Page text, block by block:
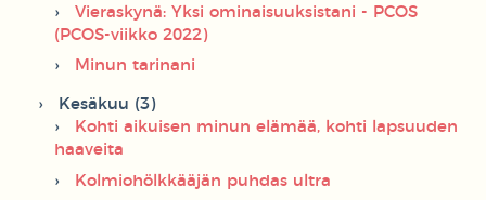
Vieraskynä: Yksi ominaisuuksistani - PCOS
(PCOS-viikko 2022)
Minun tarinani
Kesäkuu (3)
Kohti aikuisen minun elämää, kohti lapsuuden
haaveita
Kolmiohölkkääjän puhdas ultra